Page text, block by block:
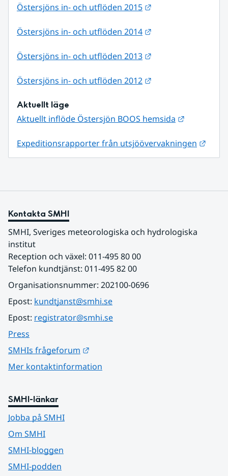
Östersjöns in- och utflöden 2015
Östersjöns in- och utflöden 2014
Östersjöns in- och utflöden 2013
Östersjöns in- och utflöden 2012
Aktuellt läge
Aktuellt inflöde Östersjön BOOS hemsida
Expeditionsrapporter från utsjöövervakningen
Kontakta SMHI
SMHI, Sveriges meteorologiska och hydrologiska
institut
Reception och växel: 011-495 80 00
Telefon kundtjänst: 011-495 82 00
Organisationsnummer: 202100-0696
Epost: kundtjanst@smhi.se
Epost: registrator@smhi.se
Press
SMHIs frågeforum
Mer kontaktinformation
SMHI-länkar
Jobba på SMHI
Om SMHI
SMHI-bloggen
SMHI-podden